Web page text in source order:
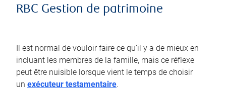
RBC Gestion de patrimoine
Il est normal de vouloir faire ce qu’il y a de mieux en
incluant les membres de la famille, mais ce réflexe
peut être nuisible lorsque vient le temps de choisir
un exécuteur testamentaire.